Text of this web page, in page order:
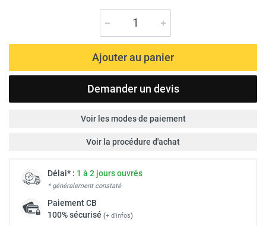
Ajouter au panier
Demander un devis
Voir les modes de paiement
Voir la procédure d'achat
Délai* : 1 à 2 jours ouvrés
* généralement constaté
PaiementCB
100% sécurisé (+ d'infos)